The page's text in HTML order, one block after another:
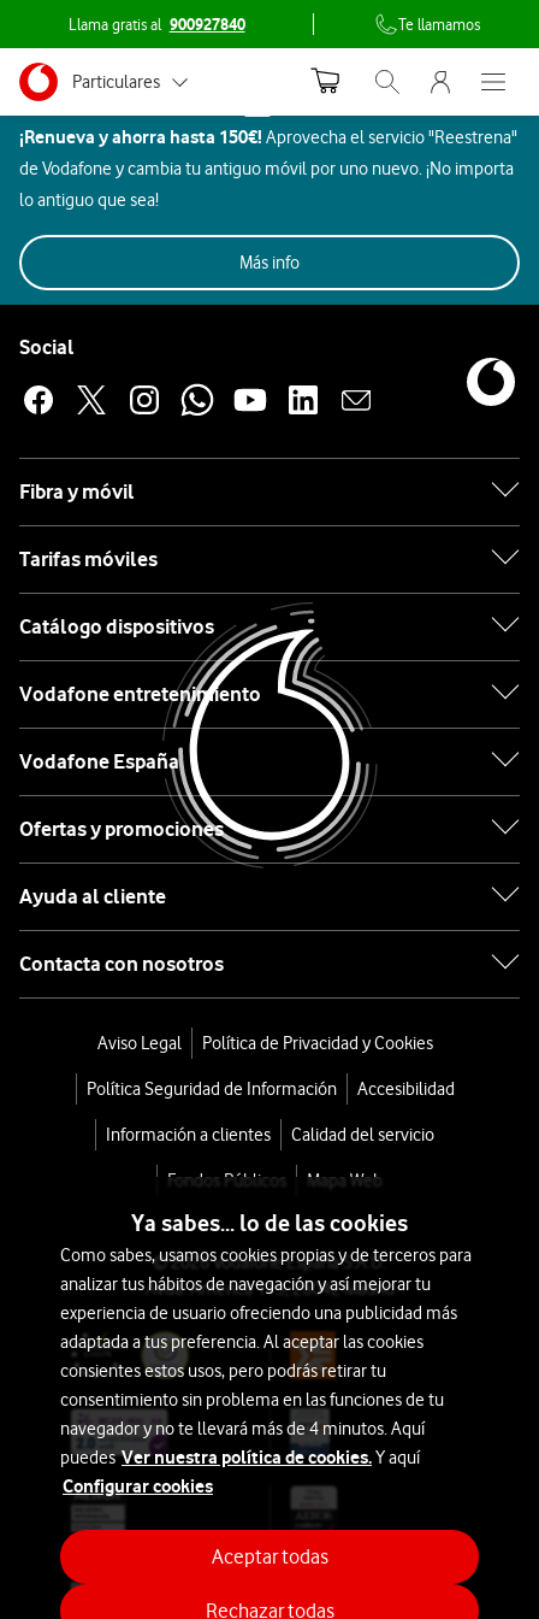
Llama gratis al 900927840 Te llamamos
Ir a la pagina principal de vodafone.es
Menu navegación Segmento
Particulares
Autónomos
Pymes
Grandes empresas
y AA.PP.
Abrir buscador.
Menu
Abre
Inicio
Dispositivos
GHD
MóvilesGamingSmartwatchOrdenadores
Auriculares
GHD
Samsung
Xiaomi
OPPO
Etiqueta
Lo
tecnología
0€
Hogar
Acondicionados
Imagen
Sonido
¡Renueva y ahorra hasta 150€! Aprovecha el servicio "Reestrena"
de Vodafone y cambia tu antiguo móvil por uno nuevo. ¡No importa
lo antiguo que sea!
Más info
Social
Fibra y móvil
Tarifas móviles
Catálogo dispositivos
Vodafone entretenimiento
Vodafone España
Ofertas y promociones
Ayuda al cliente
Contacta con nosotros
Aviso Legal Política de Privacidad y Cookies
Política Seguridad de Información Accesibilidad
Información a clientes Calidad del servicio
Fondos Públicos Mapa Web
© 2026 Vodafone España S.A.U.
Avda. América 115, 28042 Madrid
Ya sabes... lo de las cookies
Como sabes, usamos cookies propias y de terceros para
analizar tus hábitos de navegación y así mejorar tu
experiencia de usuario ofreciendo una publicidad más
adaptada a tus preferencia. Al aceptar las cookies
consientes estos usos, pero podrás retirar tu
consentimiento sin problema en las funciones de tu
navegador y no te llevará más de 4 minutos. Aquí
puedesVer nuestra política de cookies.Y aquí
Configurar cookies
Rechazar todas
Aceptar todas